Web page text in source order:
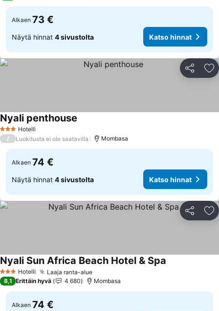
Alkaen 73 €
Näytä hinnat 4 sivustolta Katso hinnat
Jaa
3 Tähtiluokitus
Hotelli
Nyali penthouse
/ Luokitusta ei ole saatavilla Mombasa
Alkaen 74 €
Näytä hinnat 4 sivustolta Katso hinnat
Jaa
3 Tähtiluokitus
Hotelli Laaja ranta-alueKatso hinnat
Nyali Sun Africa Beach Hotel & Spa
8,1 Erittäin hyvä 4 680 Mombasa
Alkaen 74 €